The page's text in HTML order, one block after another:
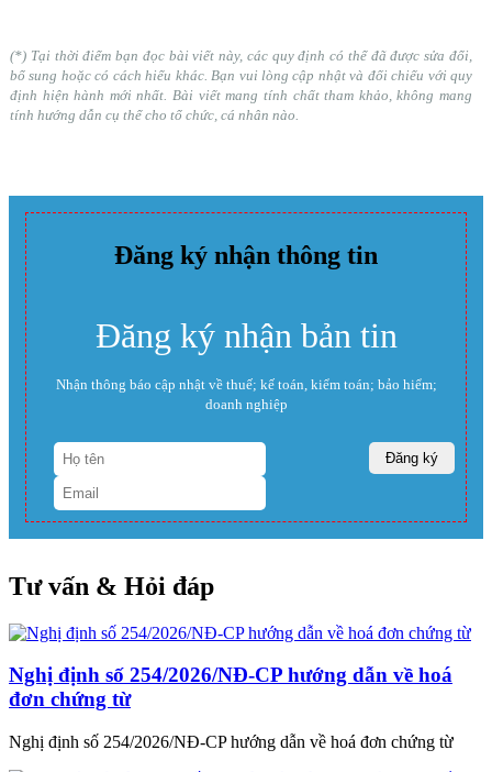
(*) Tại thời điểm bạn đọc bài viết này, các quy định có thể đã được sửa đổi,
bổ sung hoặc có cách hiểu khác. Bạn vui lòng cập nhật và đối chiếu với quy
định hiện hành mới nhất. Bài viết mang tính chất tham khảo, không mang
tính hướng dẫn cụ thể cho tổ chức, cá nhân nào.
Đăng ký nhận thông tin
Đăng ký nhận bản tin
Nhận thông báo cập nhật về thuế; kế toán, kiểm toán; bảo hiểm;
doanh nghiệp
Tư vấn & Hỏi đáp
Nghị định số 254/2026/NĐ-CP hướng dẫn về hoá
đơn chứng từ
Nghị định số 254/2026/NĐ-CP hướng dẫn về hoá đơn chứng từ